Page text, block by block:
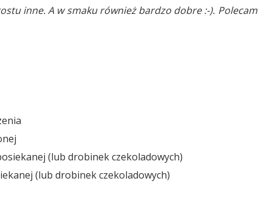
inne. A w smaku również bardzo dobre :-). Polecam
(lub drobinek czekoladowych)
(lub drobinek czekoladowych)